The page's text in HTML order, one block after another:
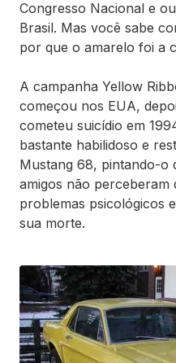
Congresso Nacional e
Brasil. Mas você sabe
por que o amarelo foi a
A campanha Yellow
começou nos EUA,
cometeu suicídio em
bastante habilidoso e
Mustang 68, pintando-o
amigos não perceberam
problemas psicológicos
sua morte.